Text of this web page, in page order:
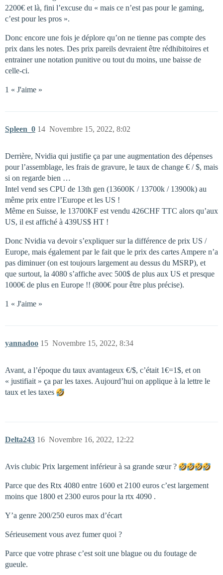
2200€ et là, fini l’excuse du « mais ce n’est pas pour le gaming,
c’est pour les pros ».
Donc encore une fois je déplore qu’on ne tienne pas compte des
prix dans les notes. Des prix pareils devraient être rédhibitoires et
entrainer une notation punitive ou tout du moins, une baisse de
celle-ci.
1 « J'aime »
Spleen_0 Novembre 15, 2022, 8:02
14
Derrière, Nvidia qui justifie ça par une augmentation des dépenses
pour l’assemblage, les frais de gravure, le taux de change € / $, mais
si on regarde bien …
Intel vend ses CPU de 13th gen (13600K / 13700k / 13900k) au
même prix entre l’Europe et les US !
Même en Suisse, le 13700KF est vendu 426CHF TTC alors qu’aux
US, il est affiché à 439US$ HT !
Donc Nvidia va devoir s’expliquer sur la différence de prix US /
Europe, mais également par le fait que le prix des cartes Ampere n’a
pas diminuer (on est toujours largement au dessus du MSRP), et
que surtout, la 4080 s’affiche avec 500$ de plus aux US et presque
1000€ de plus en Europe !! (800€ pour être plus précise).
1 « J'aime »
yannadoo Novembre 15, 2022, 8:34
15
Avant, a l’époque du taux avantageux €/$, c’était 1€=1$, et on
« justifiait » ça par les taxes. Aujourd’hui on applique à la lettre le
taux et les taxes
Delta243 Novembre 16, 2022, 12:22
16
Avis clubic Prix largement inférieur à sa grande sœur ?
Parce que des Rtx 4080 entre 1600 et 2100 euros c’est largement
moins que 1800 et 2300 euros pour la rtx 4090 .
Y’a genre 200/250 euros max d’écart
Sérieusement vous avez fumer quoi ?
Parce que votre phrase c’est soit une blague ou du foutage de
gueule.